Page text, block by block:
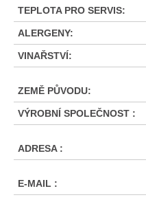
TEPLOTA PRO SERVIS:
ALERGENY:
VINAŘSTVÍ:
ZEMĚ PŮVODU:
VÝROBNÍ SPOLEČNOST :
ADRESA :
E-MAIL :